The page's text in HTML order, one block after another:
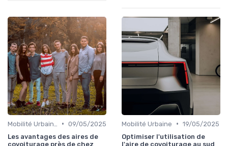
• 09/05/2025
Les avantages des aires de
covoiturage près de chez
Mobilité Urbaine • 19/05/2025
Optimiser l'utilisation de
l'aire de covoiturage au sud